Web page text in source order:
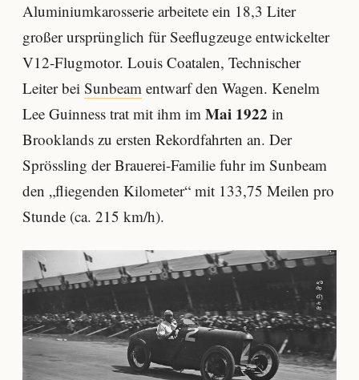
Aluminiumkarosserie arbeitete ein 18,3 Liter
großer ursprünglich für Seeflugzeuge entwickelter
V12-Flugmotor. Louis Coatalen, Technischer
Leiter bei Sunbeam entwarf den Wagen. Kenelm
Lee Guinness trat mit ihm im Mai 1922 in
Brooklands zu ersten Rekordfahrten an. Der
Sprössling der Brauerei-Familie fuhr im Sunbeam
den „fliegenden Kilometer“ mit 133,75 Meilen pro
Stunde (ca. 215 km/h).